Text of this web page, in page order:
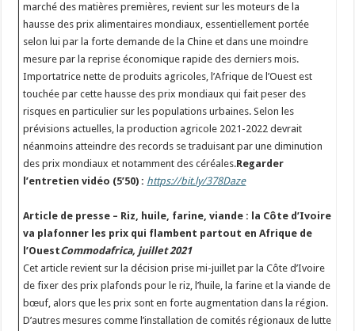
marché des matières premières, revient sur les moteurs de la
hausse des prix alimentaires mondiaux, essentiellement portée
selon lui par la forte demande de la Chine et dans une moindre
mesure par la reprise économique rapide des derniers mois.
Importatrice nette de produits agricoles, l’Afrique de l’Ouest est
touchée par cette hausse des prix mondiaux qui fait peser des
risques en particulier sur les populations urbaines. Selon les
prévisions actuelles, la production agricole 2021-2022 devrait
néanmoins atteindre des records se traduisant par une diminution
des prix mondiaux et notamment des céréales.Regarder
l’entretien vidéo (5’50) : https://bit.ly/378Daze
Article de presse – Riz, huile, farine, viande : la Côte d’Ivoire
va plafonner les prix qui flambent partout en Afrique de
l’OuestCommodafrica, juillet 2021
Cet article revient sur la décision prise mi-juillet par la Côte d’Ivoire
de fixer des prix plafonds pour le riz, l’huile, la farine et la viande de
bœuf, alors que les prix sont en forte augmentation dans la région.
D’autres mesures comme l’installation de comités régionaux de lutte